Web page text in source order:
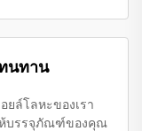
นทาน
ยล์โลหะของเรา
ห้บรรจุภัณฑ์ของคุณ